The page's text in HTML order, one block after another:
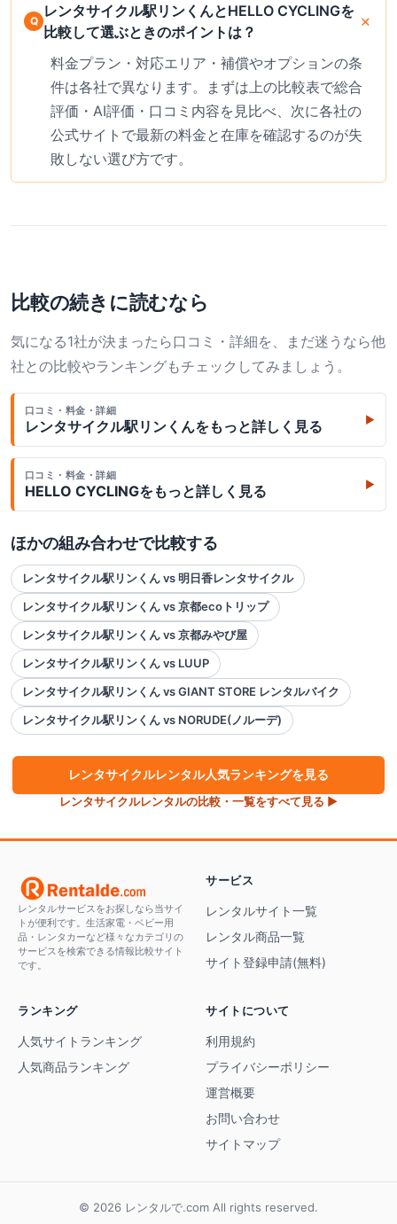
レンタサイクル駅リンくんとHELLO CYCLINGを
比較して選ぶときのポイントは？
料金プラン・対応エリア・補償やオプションの条
件は各社で異なります。まずは上の比較表で総合
評価・AI評価・口コミ内容を見比べ、次に各社の
公式サイトで最新の料金と在庫を確認するのが失
敗しない選び方です。
比較の続きに読むなら
気になる1社が決まったら口コミ・詳細を、まだ迷うなら他
社との比較やランキングもチェックしてみましょう。
口コミ・料金・詳細
レンタサイクル駅リンくんをもっと詳しく見る ▶
口コミ・料金・詳細
HELLO CYCLINGをもっと詳しく見る ▶
ほかの組み合わせで比較する
レンタサイクル駅リンくん vs 明日香レンタサイクル
レンタサイクル駅リンくん vs 京都ecoトリップ
レンタサイクル駅リンくん vs 京都みやび屋
レンタサイクル駅リンくん vs LUUP
レンタサイクル駅リンくん vs GIANT STORE レンタルバイク
レンタサイクル駅リンくん vs NORUDE(ノルーデ)
レンタサイクルレンタル人気ランキングを見る
レンタサイクルレンタルの比較・一覧をすべて見る ▶
レンタルサービスをお探しなら当サイ
トが便利です。生活家電・ベビー用
品・レンタカーなど様々なカテゴリの
サービスを検索できる情報比較サイト
です。
サービス
レンタルサイト一覧
レンタル商品一覧
サイト登録申請(無料)
ランキング
人気サイトランキング
人気商品ランキング
サイトについて
利用規約
プライバシーポリシー
運営概要
お問い合わせ
サイトマップ
© 2026 レンタルで.com All rights reserved.